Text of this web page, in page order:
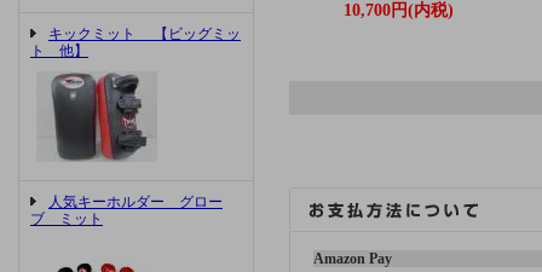
キックミット 【ビッグミッ
ト 他】
人気キーホルダー グロー
ブ ミット
10,700円(内税)
Amazon Pay